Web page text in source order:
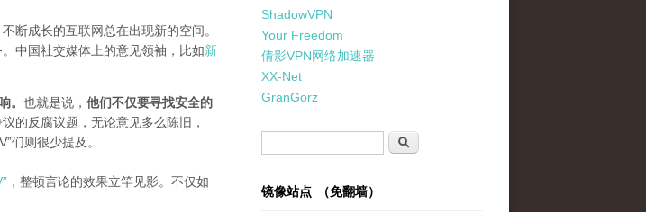
断成长的互联网总在出现新的空间。
中国社交媒体上的意见领袖，比如新
。 也就是说， 他们不仅要寻找安全的
的反腐议题，无论意见多么陈旧，
们则很少提及。
，整顿言论的效果立竿见影。不仅如
ShadowVPN
Your Freedom
倩影VPN网络加速器
XX-Net
GranGorz
搜索
镜像站点 （免翻墙）